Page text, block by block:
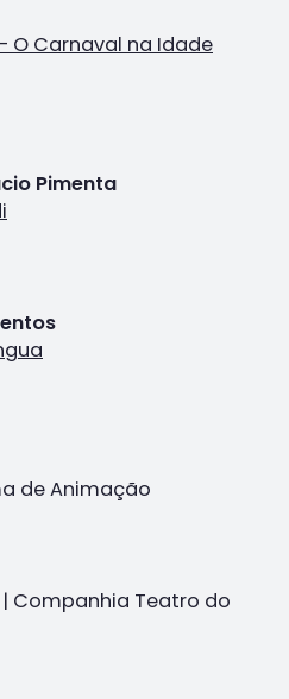
O Carnaval na Idade
Pimenta
de Animação
| Companhia Teatro do